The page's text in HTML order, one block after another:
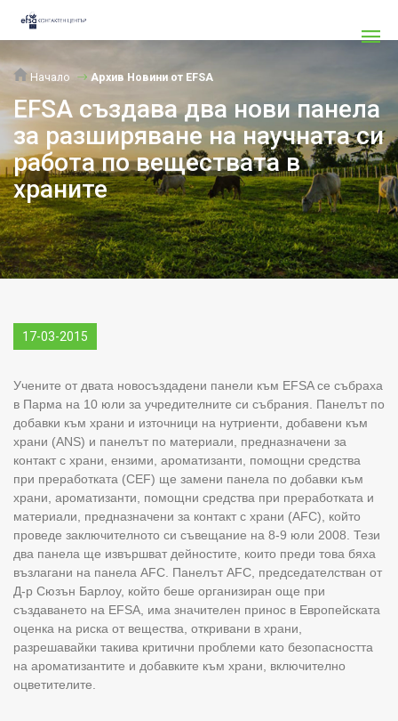
Начало Архив Новини от EFSA
EFSA създава два нови панела
за разширяване на научната си
работа по веществата в
храните
17-03-2015
Учените от двата новосъздадени панели към EFSA се събраха
в Парма на 10 юли за учредителните си събрания. Панелът по
добавки към храни и източници на нутриенти, добавени към
храни (ANS) и панелът по материали, предназначени за
контакт с храни, ензими, ароматизанти, помощни средства
при преработката (CEF) ще замени панела по добавки към
храни, ароматизанти, помощни средства при преработката и
материали, предназначени за контакт с храни (AFC), който
проведе заключителното си съвещание на 8-9 юли 2008. Тези
два панела ще извършват дейностите, които преди това бяха
възлагани на панела AFC. Панелът AFC, председателстван от
Д-р Сюзън Барлоу, който беше организиран още при
създаването на EFSA, има значителен принос в Европейската
оценка на риска от вещества, откривани в храни,
разрешавайки такива критични проблеми като безопасността
на ароматизантите и добавките към храни, включително
оцветителите.